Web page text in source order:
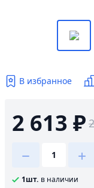
В избранное
2 613 ₽
1шт. в наличии